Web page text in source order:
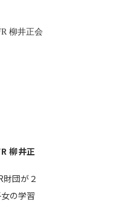
柳井正
団が２
の学習